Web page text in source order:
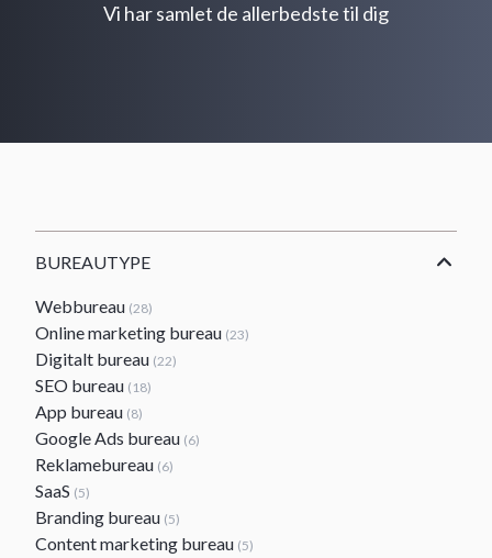
Vi har samlet de allerbedste til dig
BUREAUTYPE
Webbureau (28)
Online marketing bureau (23)
Digitalt bureau (22)
SEO bureau (18)
App bureau (8)
Google Ads bureau (6)
Reklamebureau (6)
SaaS (5)
Branding bureau (5)
Content marketing bureau (5)